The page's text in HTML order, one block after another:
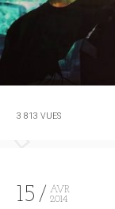
3 813 VUES
15
AVR
2014